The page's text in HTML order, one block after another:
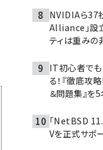
NVIDIAら37
Alliance」設
ティは重み
IT初心者でも
る！『徹底攻
＆問題集』を5
「NetBSD
Vを正式サポ